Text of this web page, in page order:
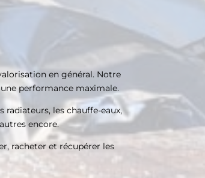
en général. Notre
performance maximale.
radiateurs, les chauffe-eaux,
encore.
racheter et récupérer les